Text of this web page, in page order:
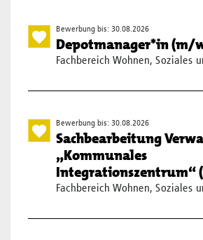
Bewerbung bis: 30.08.2026
Depotmanager*in (m/
Fachbereich Wohnen, Soziales
Bewerbung bis: 30.08.2026
Sachbearbeitung
„Kommunales
Integrationszentrum“
Fachbereich Wohnen, Soziales